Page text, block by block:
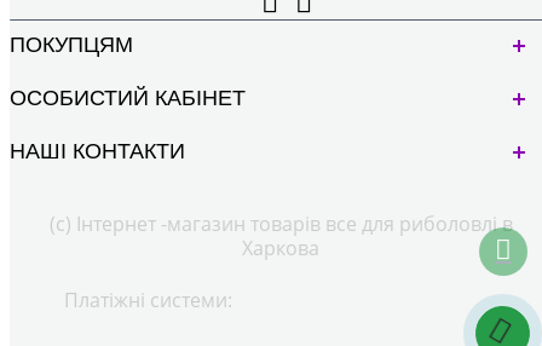
ПОКУПЦЯМ
ОСОБИСТИЙ КАБІНЕТ
НАШІ КОНТАКТИ
(с) Інтернет -магазин товарів все для риболовлі в
Харкова
Платіжні системи: